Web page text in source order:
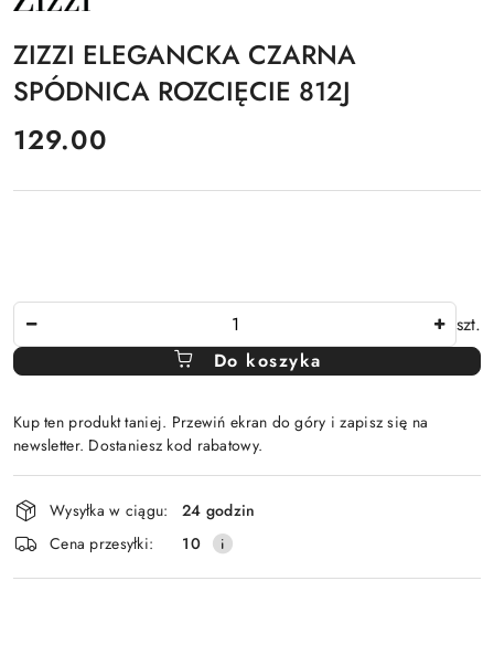
PRODUCENTA:
ZIZZI ELEGANCKA CZARNA
SPÓDNICA ROZCIĘCIE 812J
cena:
129.00
szt.
Do koszyka
Kup ten produkt taniej. Przewiń ekran do góry i zapisz się na
newsletter. Dostaniesz kod rabatowy.
Dostępność
i
dostawa
Wysyłka w ciągu:
24 godzin
Cena przesyłki:
10